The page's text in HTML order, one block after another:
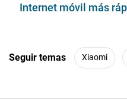
Internet móvil más
Seguir temas Xiaomi